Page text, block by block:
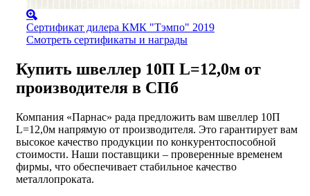
Сертификат дилера КМК "Тэмпо" 2019
Смотреть сертификаты и награды
Купить швеллер 10П L=12,0м от
производителя в СПб
Компания «Парнас» рада предложить вам швеллер 10П
L=12,0м напрямую от производителя. Это гарантирует вам
высокое качество продукции по конкурентоспособной
стоимости. Наши поставщики – проверенные временем
фирмы, что обеспечивает стабильное качество
металлопроката.